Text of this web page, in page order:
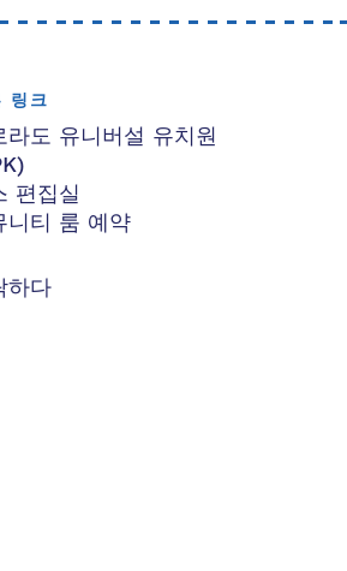
링크
라도 유니버설 유치원
편집실
니티 룸 예약
하다